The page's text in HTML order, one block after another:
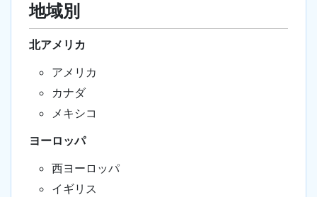
地域別
北アメリカ
アメリカ
カナダ
メキシコ
ヨーロッパ
西ヨーロッパ
イギリス